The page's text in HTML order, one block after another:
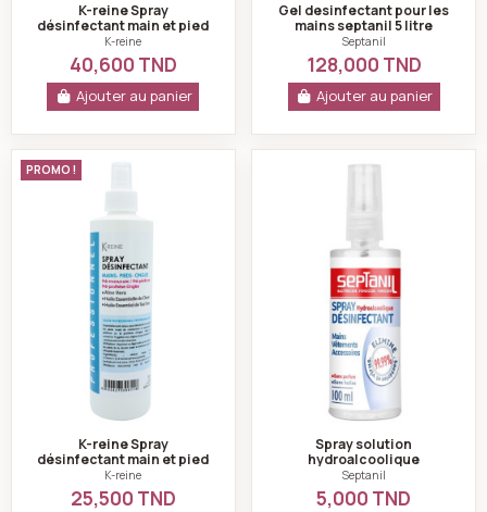
K-reine Spray
désinfectant main et pied
1000 ml
K-reine
40,600 TND
Ajouter au panier
Gel desinfectant pour les
mains septanil 5 litre
septanil
Septanil
128,000 TND
Ajouter au panier
K-reine Spray désinfectant main et pied 500 ml
PROMO !
K-reine Spray
désinfectant main et pied
500 ml
K-reine
25,500 TND
Spray solution
Spray solution
hydroalcoolique
désinfectant 100ml-
septanil
Septanil
5,000 TND